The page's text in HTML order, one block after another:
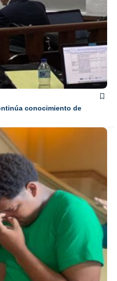
conocimiento de